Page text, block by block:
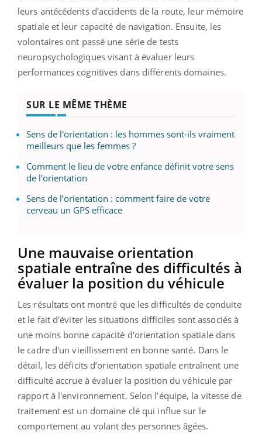
leurs antécédents d'accidents de la route, leur mémoire
spatiale et leur capacité de navigation. Ensuite, les
volontaires ont passé une série de tests
neuropsychologiques visant à évaluer leurs
performances cognitives dans différents domaines.
SUR LE MÊME THÈME
Sens de l'orientation : les hommes sont-ils vraiment
meilleurs que les femmes ?
Comment le lieu de votre enfance définit votre sens
de l'orientation
Sens de l’orientation : comment faire de votre
cerveau un GPS efficace
Une mauvaise orientation
spatiale entraîne des difficultés à
évaluer la position du véhicule
Les résultats ont montré que les difficultés de conduite
et le fait d'éviter les situations difficiles sont associés à
une moins bonne capacité d'orientation spatiale dans
le cadre d'un vieillissement en bonne santé. Dans le
détail, les déficits d’orientation spatiale entraînent une
difficulté accrue à évaluer la position du véhicule par
rapport à l'environnement. Selon l’équipe, la vitesse de
traitement est un domaine clé qui influe sur le
comportement au volant des personnes âgées.